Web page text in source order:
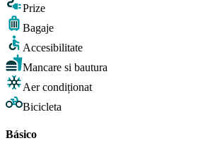
Prize
Bagaje
Accesibilitate
Mancare si bautura
Aer condiționat
Bicicleta
Básico